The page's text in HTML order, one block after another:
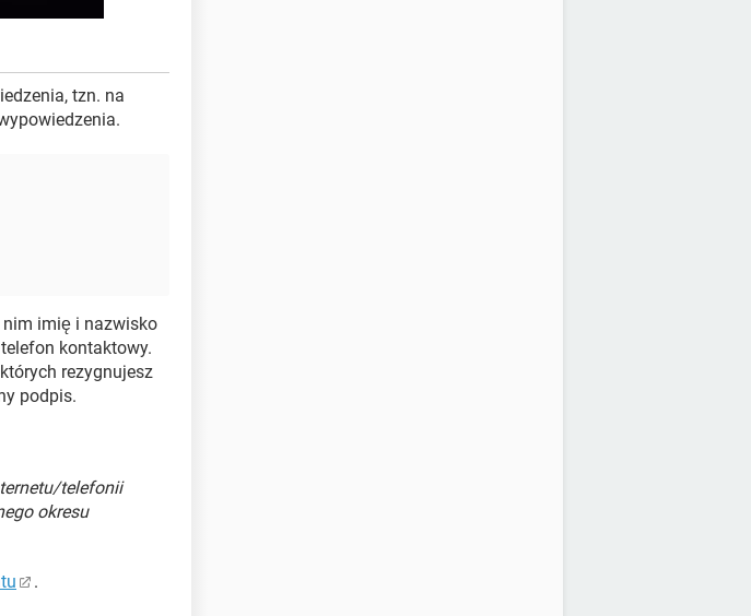
tzn. na
nim imię i nazwisko
kontaktowy.
rezygnujesz
podpis.
telefonii
okresu
.